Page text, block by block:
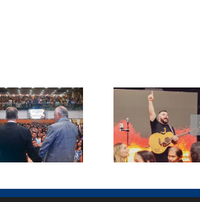
Conferência
ICB Bahia
reúne mais
de 3 mil
pessoas em
lança canção
inédita em
Goianira e
celebra 43
vidas
Cristo